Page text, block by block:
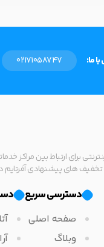
ما: 02171058747
برای ارتباط بین مراکز
های پیشنهادی آفرتایم
دسترسی سریع
صفحه اصلی
وبلاگ